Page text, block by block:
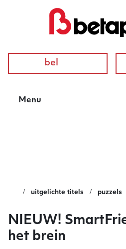
bel
Menu
uitgelichte titels puzzels
NIEUW!
het brein